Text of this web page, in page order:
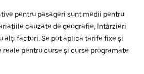
pentru pasageri sunt medii pentru
cauzate de geografie, întârzieri
alți factori. Se pot aplica tarife fixe și
pentru curse și curse programate